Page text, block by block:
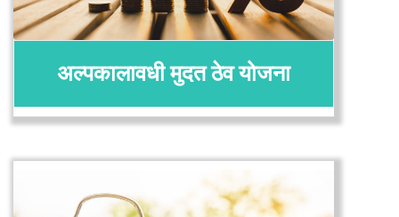
अल्पकालावधी मुदत ठेव योजना